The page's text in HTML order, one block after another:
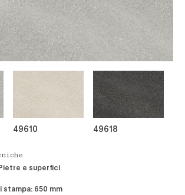
49610 49618
e superfici
stampa: 650 mm